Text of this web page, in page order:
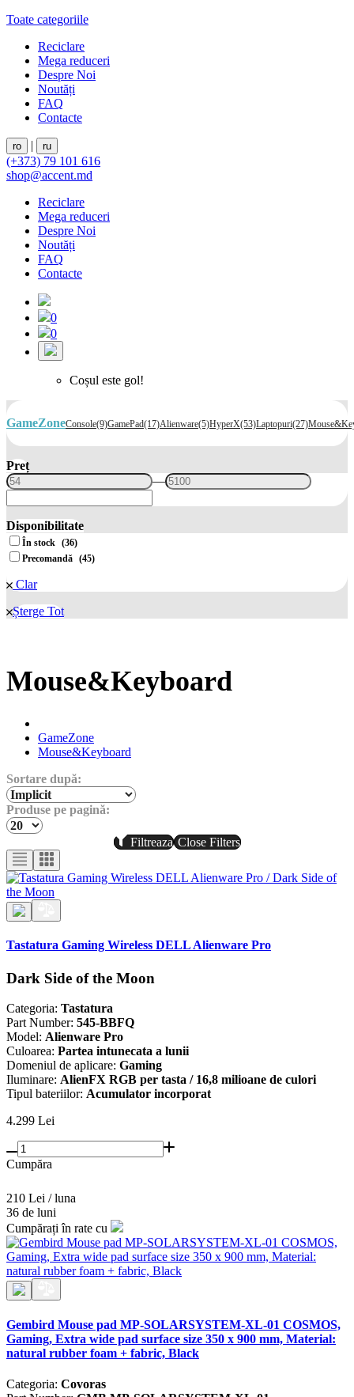
Toate categoriile
Reciclare
Mega reduceri
Despre Noi
Noutăți
FAQ
Contacte
ro | ru
(+373) 79 101 616
shop@accent.md
Reciclare
Mega reduceri
Despre Noi
Noutăți
FAQ
Contacte
0
0
Coșul este gol!
GameZoneConsole(9)GamePad(17)Alienware(5)HyperX(53)Laptopuri(27)
Preț
—
Disponibilitate
În stock (36)
Precomandă (45)
Clar
Șterge Tot
Mouse&Keyboard
GameZone
Mouse&Keyboard
Sortare după:
Produse pe pagină:
FiltreazaClose Filters
Tastatura Gaming Wireless DELL Alienware Pro
Dark Side of the Moon
Categoria: Tastatura
Part Number: 545-BBFQ
Model: Alienware Pro
Culoarea: Partea intunecata a lunii
Domeniul de aplicare: Gaming
Iluminare: AlienFX RGB per tasta / 16,8 milioane de culori
Tipul bateriilor: Acumulator incorporat
4.299 Lei
Cumpăra
210 Lei / luna
36 de luni
Cumpărați în rate cu
Gembird Mouse pad MP-SOLARSYSTEM-XL-01 COSMOS,
Gaming, Extra wide pad surface size 350 x 900 mm, Material:
natural rubber foam + fabric, Black
Categoria: Covoras